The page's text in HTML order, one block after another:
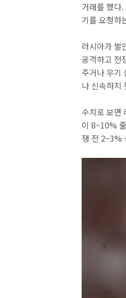
거래를 했다
기를 요청하
러시아가 벌
공격하고 전
주거나 무기
나 신속하지
수치로 보면
이 8~10%
쟁 전 2~3%